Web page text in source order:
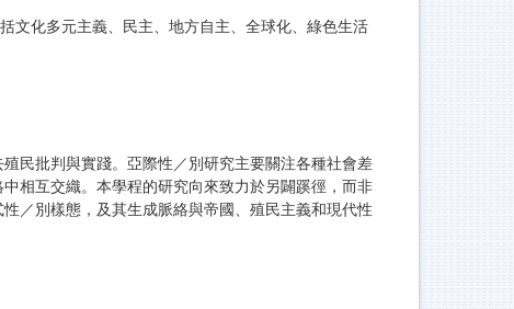
文化多元主義、民主、地方自主、全球化、綠色生活
民批判與實踐。亞際性／別研究主要關注各種社會差
相互交織。本學程的研究向來致力於另闢蹊徑，而非
／別樣態，及其生成脈絡與帝國、殖民主義和現代性